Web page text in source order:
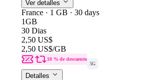
Ver detalles
France · 1 GB · 30 days
1GB
30 Dias
2,50 US$
2,50 US$/GB
10 % de descuento
5G
Detalles